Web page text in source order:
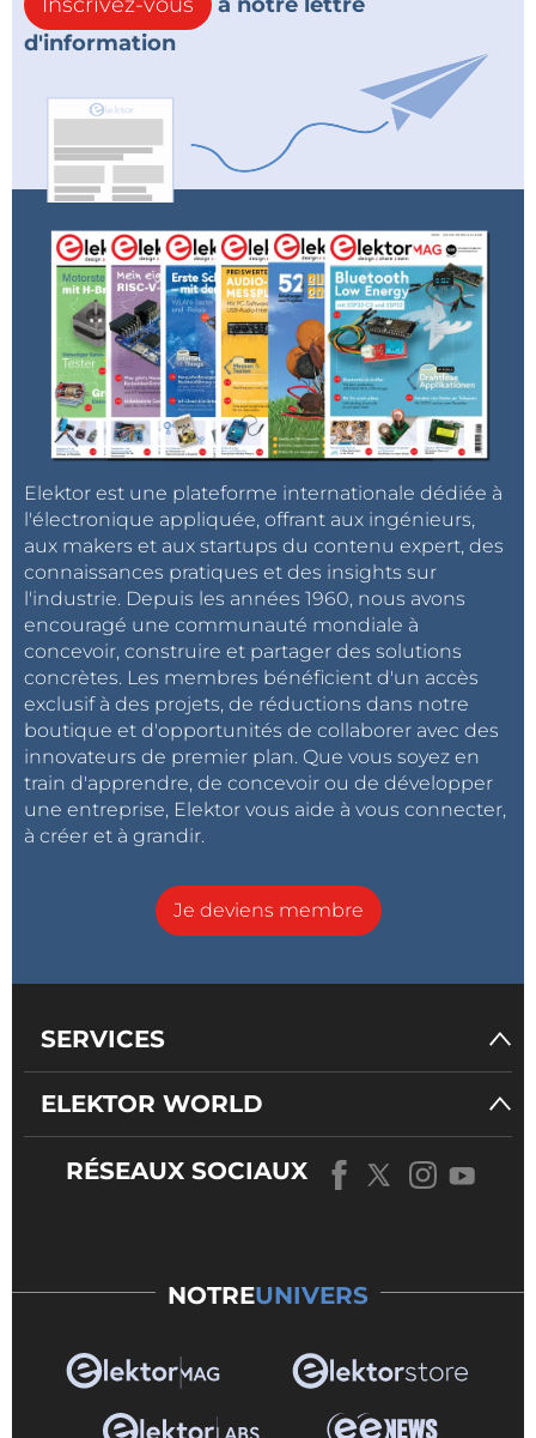
d'information
Elektor est une plateforme internationale dédiée à
l'électronique appliquée, offrant aux ingénieurs,
aux makers et aux startups du contenu expert, des
connaissances pratiques et des insights sur
l'industrie. Depuis les années 1960, nous avons
encouragé une communauté mondiale à
concevoir, construire et partager des solutions
concrètes. Les membres bénéficient d'un accès
exclusif à des projets, de réductions dans notre
boutique et d'opportunités de collaborer avec des
innovateurs de premier plan. Que vous soyez en
train d'apprendre, de concevoir ou de développer
une entreprise, Elektor vous aide à vous connecter,
à créer et à grandir.
Je deviens membre
SERVICES
ELEKTOR WORLD
RÉSEAUX SOCIAUX
NOTREUNIVERS